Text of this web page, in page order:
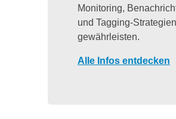
Monitoring,
und Tagging-
gewährleisten.
Alle Infos entdecken